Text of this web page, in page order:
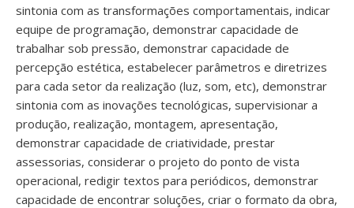
sintonia com as transformações comportamentais, indicar
equipe de programação, demonstrar capacidade de
trabalhar sob pressão, demonstrar capacidade de
percepção estética, estabelecer parâmetros e diretrizes
para cada setor da realização (luz, som, etc), demonstrar
sintonia com as inovações tecnológicas, supervisionar a
produção, realização, montagem, apresentação,
demonstrar capacidade de criatividade, prestar
assessorias, considerar o projeto do ponto de vista
operacional, redigir textos para periódicos, demonstrar
capacidade de encontrar soluções, criar o formato da obra,